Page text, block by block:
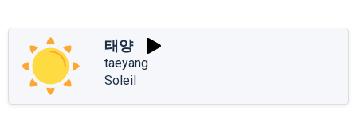
태양
taeyang
Soleil